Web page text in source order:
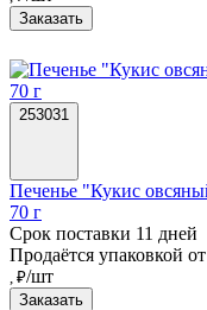
Заказать
253031
Печенье "Кукис
70 г
Срок поставки 11 дней
Продаётся упаковкой
, ₽/шт
Заказать